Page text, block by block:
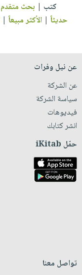
كتب | بحث متقدم
حديثاً |الأكثر مبيعاً |
عن نيل وفرات
عن الشركة
سياسة الشركة
فيديوهات
انشر كتابك
حمّل iKitab
تواصل معنا